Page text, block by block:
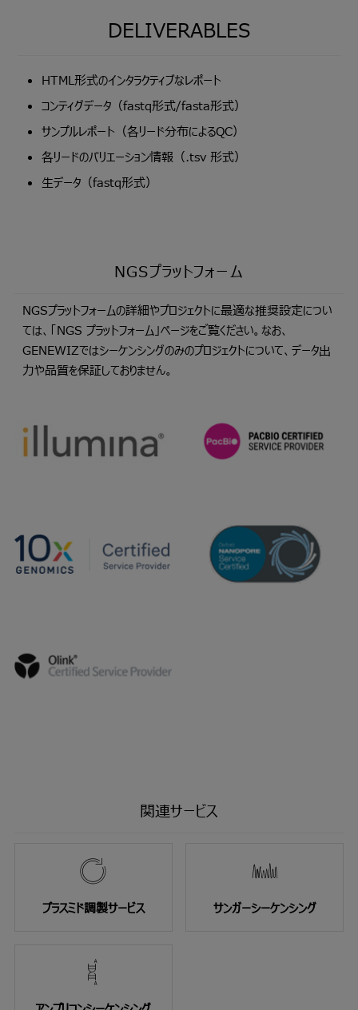
DELIVERABLES
HTML形式のインタラクティブなレポート
コンティグデータ（fastq形式/fasta形式）
サンプルレポート（各リード分布によるQC）
各リードのバリエーション情報（.tsv 形式）
生データ（fastq形式）
NGSプラットフォーム
NGSプラットフォームの詳細やプロジェクトに最適な推奨設定につい
ては、「NGS プラットフォーム」ページをご覧ください。なお、
GENEWIZではシーケンシングのみのプロジェクトについて、データ出
力や品質を保証しておりません。
関連サービス
プラスミド調製サービス サンガーシーケンシング